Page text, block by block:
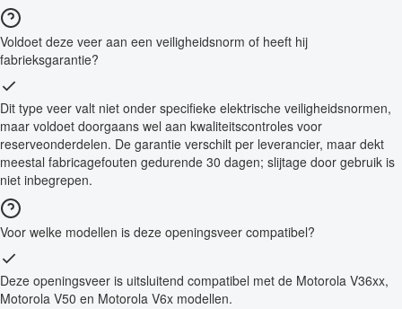
Voldoet deze veer aan een veiligheidsnorm of heeft hij
fabrieksgarantie?
Dit type veer valt niet onder specifieke elektrische veiligheidsnormen,
maar voldoet doorgaans wel aan kwaliteitscontroles voor
reserveonderdelen. De garantie verschilt per leverancier, maar dekt
meestal fabricagefouten gedurende 30 dagen; slijtage door gebruik is
niet inbegrepen.
Voor welke modellen is deze openingsveer compatibel?
Deze openingsveer is uitsluitend compatibel met de Motorola V36xx,
Motorola V50 en Motorola V6x modellen.